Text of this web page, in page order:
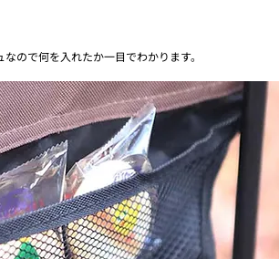
ので何を入れたか一目でわかります。